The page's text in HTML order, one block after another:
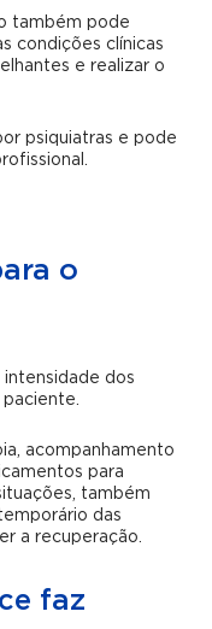
também pode
condições clínicas
e realizar o
psiquiatras e pode
o
dos
paciente.
acompanhamento
para
também
das
a recuperação.
faz